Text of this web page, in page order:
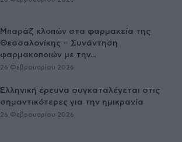
Μπαράζ κλοπών στα φαρμακεία της
Θεσσαλονίκης – Συνάντηση
φαρμακοποιών με την...
26 Φεβρουαρίου 2026
Ελληνική έρευνα συγκαταλέγεται στις
σημαντικότερες για την ημικρανία
26 Φεβρουαρίου 2026